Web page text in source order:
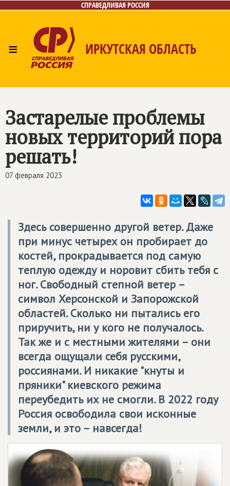
СПРАВЕДЛИВАЯ РОССИЯ
≡ ИРКУТСКАЯ ОБЛАСТЬ
Контакты
Застарелые проблемы
новых территорий пора
решать!
07 февраля 2023
Здесь совершенно другой ветер. Даже
при минус четырех он пробирает до
костей, прокрадывается под самую
теплую одежду и норовит сбить тебя с
ног. Свободный степной ветер –
символ Херсонской и Запорожской
областей. Сколько ни пытались его
приручить, ни у кого не получалось.
Так же и с местными жителями – они
всегда ощущали себя русскими,
россиянами. И никакие "кнуты и
пряники" киевского режима
переубедить их не смогли. В 2022 году
Россия освободила свои исконные
земли, и это – навсегда!